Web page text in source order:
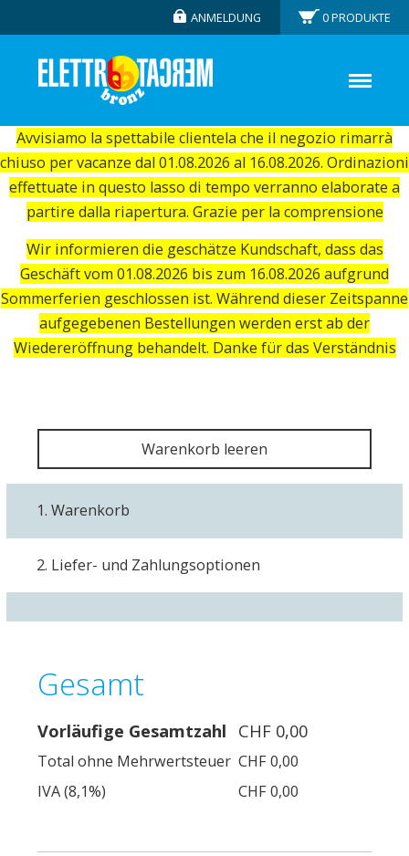
Avvisiamo la spettabile clientela che il negozio rimarrà
chiuso per vacanze dal 01.08.2026 al 16.08.2026. Ordinazioni
effettuate in questo lasso di tempo verranno elaborate a
partire dalla riapertura. Grazie per la comprensione
Wir informieren die geschätze Kundschaft, dass das
Geschäft vom 01.08.2026 bis zum 16.08.2026 aufgrund
Sommerferien geschlossen ist. Während dieser Zeitspanne
aufgegebenen Bestellungen werden erst ab der
Wiedereröffnung behandelt. Danke für das Verständnis
ANMELDUNG 0PRODUKTE
Warenkorb leeren
1. Warenkorb
2. Liefer- und Zahlungsoptionen
Gesamt
Vorläufige Gesamtzahl CHF 0,00
Total ohne Mehrwertsteuer CHF 0,00
IVA (8,1%)
CHF 0,00